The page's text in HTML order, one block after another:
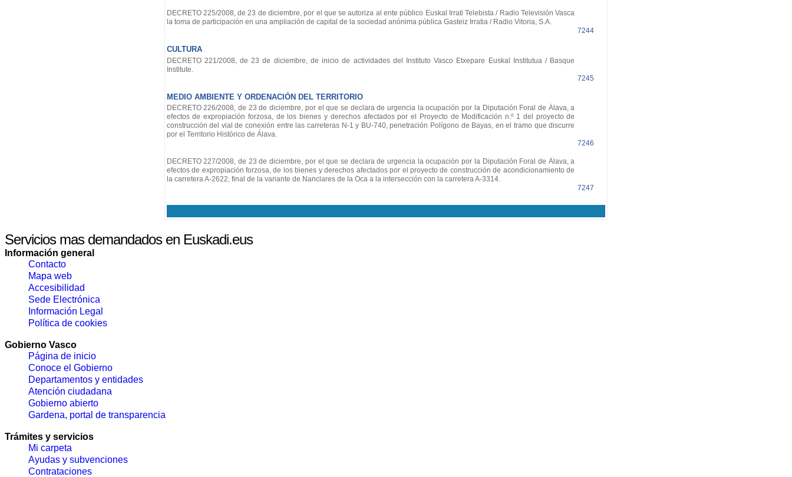
DECRETO 225/2008, de 23 de diciembre, por el que se autoriza al ente público Euskal Irrati Telebista / Radio Televisión Vasca
la toma de participación en una ampliación de capital de la sociedad anónima pública Gasteiz Irratia / Radio Vitoria, S.A.
7244
CULTURA
DECRETO 221/2008, de 23 de diciembre, de inicio de actividades del Instituto Vasco Etxepare Euskal Institutua / Basque
Institute.
7245
MEDIO AMBIENTE Y ORDENACIÓN DEL TERRITORIO
DECRETO 226/2008, de 23 de diciembre, por el que se declara de urgencia la ocupación por la Diputación Foral de Álava, a
efectos de expropiación forzosa, de los bienes y derechos afectados por el Proyecto de Modificación n.º 1 del proyecto de
construcción del vial de conexión entre las carreteras N-1 y BU-740, penetración Polígono de Bayas, en el tramo que discurre
por el Territorio Histórico de Álava.
7246
DECRETO 227/2008, de 23 de diciembre, por el que se declara de urgencia la ocupación por la Diputación Foral de Álava, a
efectos de expropiación forzosa, de los bienes y derechos afectados por el proyecto de construcción de acondicionamiento de
la carretera A-2622, final de la variante de Nanclares de la Oca a la intersección con la carretera A-3314.
7247
Servicios mas demandados en Euskadi.eus
Información general
Contacto
Mapa web
Accesibilidad
Sede Electrónica
Información Legal
Política de cookies
Gobierno Vasco
Página de inicio
Conoce el Gobierno
Departamentos y entidades
Atención ciudadana
Gobierno abierto
Gardena, portal de transparencia
Trámites y servicios
Mi carpeta
Ayudas y subvenciones
Contrataciones